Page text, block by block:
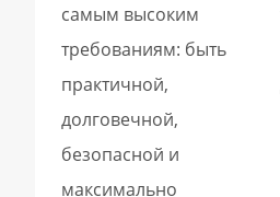
самым высоким
требованиям: быть
практичной,
долговечной,
безопасной и
максимально